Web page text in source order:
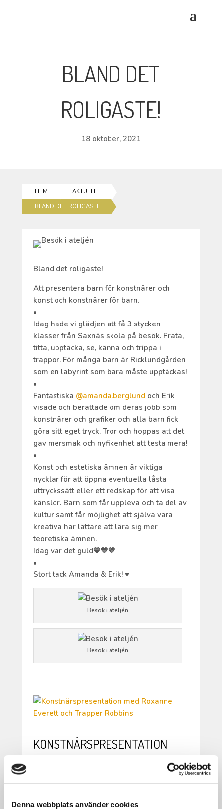
Denna webbplats använder cookies
BLAND DET
ROLIGASTE!
18 oktober, 2021
HEM
AKTUELLT
BLAND DET ROLIGASTE!
Bland det roligaste!
Att presentera barn för konstnärer och
konst och konstnärer för barn.
•
Idag hade vi glädjen att få 3 stycken
klasser från Saxnäs skola på besök. Prata,
titta, upptäcka, se, känna och trippa i
trappor. För många barn är Ricklundgården
som en labyrint som bara måste upptäckas!
•
Fantastiska @amanda.berglund och Erik
visade och berättade om deras jobb som
konstnärer och grafiker och alla barn fick
göra sitt eget tryck. Tror och hoppas att det
gav mersmak och nyfikenhet att testa mera!
•
Konst och estetiska ämnen är viktiga
nycklar för att öppna eventuella låsta
uttryckssätt eller ett redskap för att visa
känslor. Barn som får uppleva och ta del av
kultur samt får möjlighet att själva vara
kreativa har lättare att lära sig mer
teoretiska ämnen.
Idag var det guld💛💛💛
•
Stort tack Amanda & Erik! ♥️
Besök i ateljén
Besök i ateljén
KONSTNÄRSPRESENTATION
MED ROXANNE EVERETT OCH
TRAPPER ROBBINS
På onsdag kl. 09 – 09.45 är det